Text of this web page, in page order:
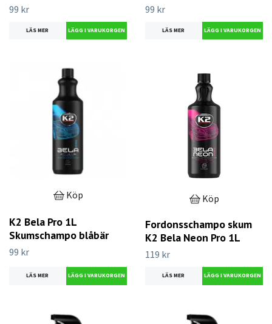
99 kr
LÄS MER
99 kr
LÄS MER
Köp
K2 Bela Pro 1L
Skumschampo blåbär
99 kr
LÄS MER
Köp
Fordonsschampo skum
K2 Bela Neon Pro 1L
119 kr
LÄS MER